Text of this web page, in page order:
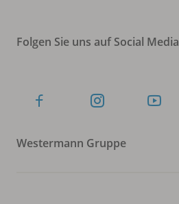
Folgen Sie uns auf Social Media
Westermann Gruppe